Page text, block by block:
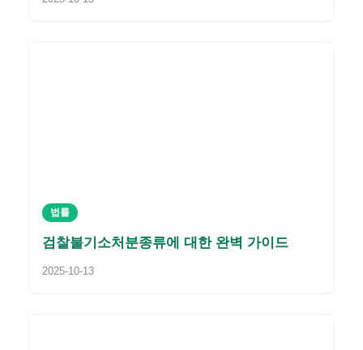
법률
검찰불기소처분종류에 대한 완벽 가이드
2025-10-13